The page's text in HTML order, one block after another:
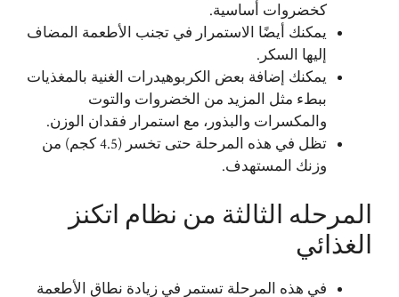
كخضروات أساسية.
يمكنك أيضًا الاستمرار في تجنب الأطعمة المضاف
إليها السكر.
يمكنك إضافة بعض الكربوهيدرات الغنية بالمغذيات
ببطء مثل المزيد من الخضروات والتوت
والمكسرات والبذور، مع استمرار فقدان الوزن.
تظل في هذه المرحلة حتى تخسر (4.5 كجم) من
وزنك المستهدف.
المرحله الثالثة من نظام اتكنز
الغذائي
في هذه المرحلة تستمر في زيادة نطاق الأطعمة